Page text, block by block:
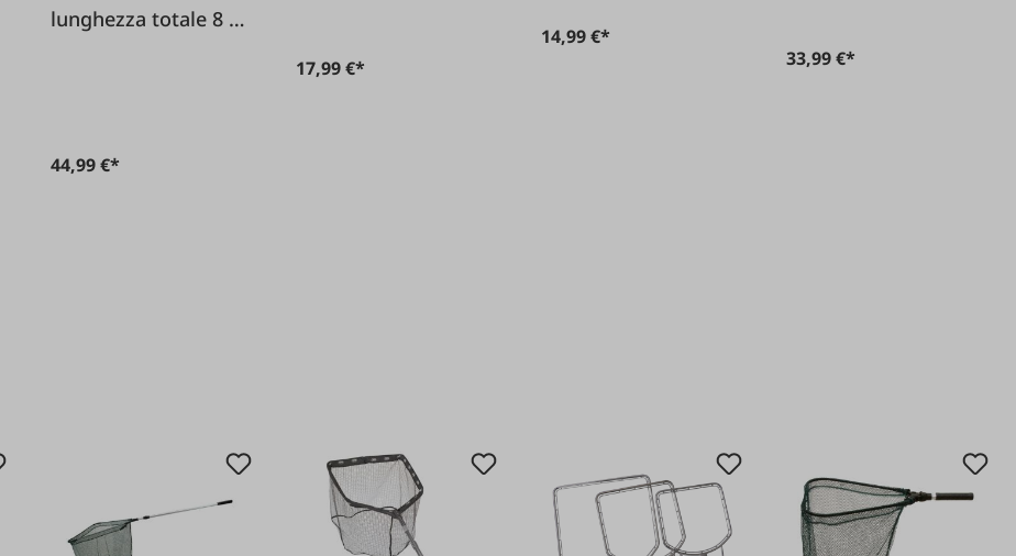
lunghezza totale 8 m
44,99 €*
17,99 €*
14,99 €*
33,99 €*